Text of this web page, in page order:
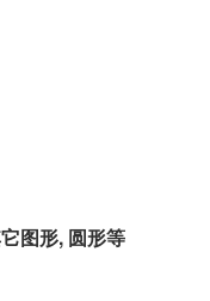
图形, 圆形等